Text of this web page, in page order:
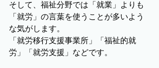
そして、福祉分野では「就業」よりも
「就労」の言葉を使うことが多いよう
な気がします。
「就労移行支援事業所」「福祉的就
労」「就労支援」などです。